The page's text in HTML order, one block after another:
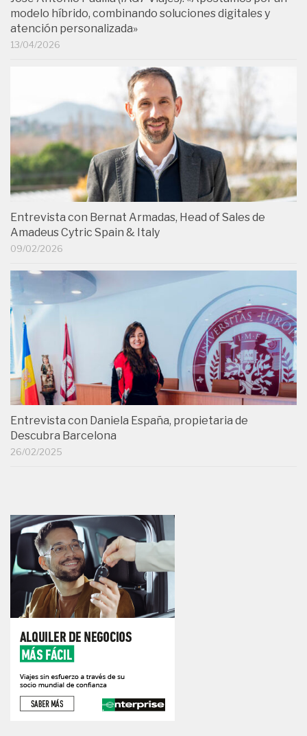
modelo híbrido, combinando soluciones digitales y
atención personalizada»
13/04/2026
Entrevista con Bernat Armadas, Head of Sales de
Amadeus Cytric Spain & Italy
09/02/2026
Entrevista con Daniela España, propietaria de
Descubra Barcelona
26/02/2025